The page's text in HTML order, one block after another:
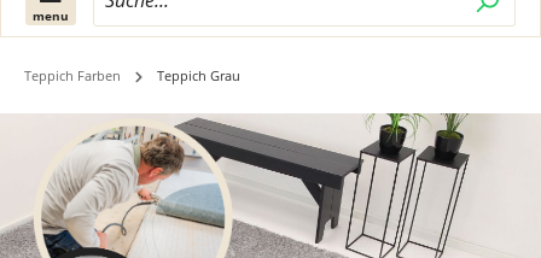
menu
Teppich Farben Teppich Grau